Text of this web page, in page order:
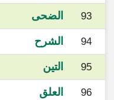
93 الضحى
94 الشرح
95 التين
96 العلق